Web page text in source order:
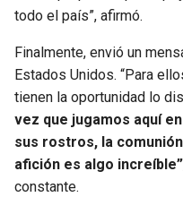
todo el país”, afirmó.
Finalmente, envió un
Estados Unidos. “Para
tienen la oportunidad lo
vez que jugamos aquí
sus rostros, la
afición es algo increíble”
constante.